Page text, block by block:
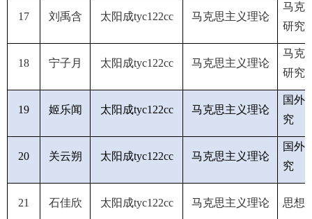
17 刘禹含 太阳成tyc122cc 马克思主义理论
马克
研究
18 宁子月 太阳成tyc122cc 马克思主义理论
马克
研究
19 姬乐闻 太阳成tyc122cc 马克思主义理论
国外
究
20 关云朔 太阳成tyc122cc 马克思主义理论
国外
究
21 石佳欣 太阳成tyc122cc 马克思主义理论 思想